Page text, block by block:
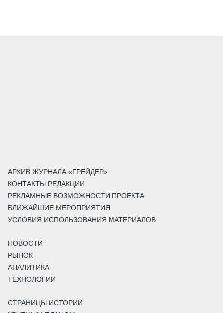
АРХИВ ЖУРНАЛА «ГРЕЙДЕР»
КОНТАКТЫ РЕДАКЦИИ
РЕКЛАМНЫЕ ВОЗМОЖНОСТИ ПРОЕКТА
БЛИЖАЙШИЕ МЕРОПРИЯТИЯ
УСЛОВИЯ ИСПОЛЬЗОВАНИЯ МАТЕРИАЛОВ
НОВОСТИ
РЫНОК
АНАЛИТИКА
ТЕХНОЛОГИИ
СТРАНИЦЫ ИСТОРИИ